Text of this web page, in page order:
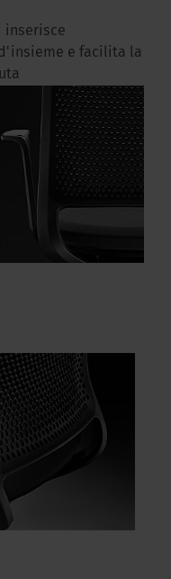
inserisce
e facilita la